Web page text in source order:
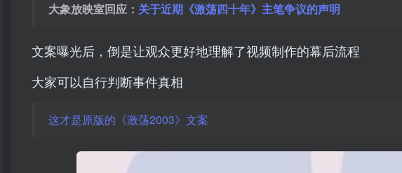
大象放映室回应： 关于近期《激荡四十年》主笔争议的声明
文案曝光后，倒是让观众更好地理解了视频制作的幕后流程
大家可以自行判断事件真相
这才是原版的《激荡2003》文案